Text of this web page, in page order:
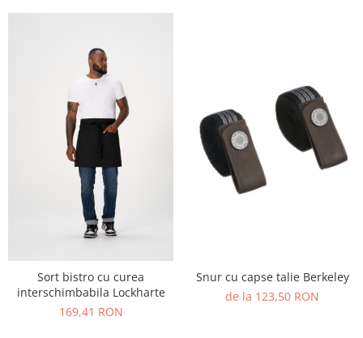
Sort bistro cu curea
interschimbabila Lockharte
169,41 RON
Snur cu capse talie Berkeley
de la 123,50 RON